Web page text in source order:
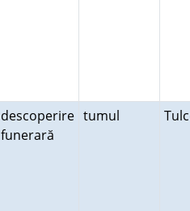
descoperire
funerară
tumul